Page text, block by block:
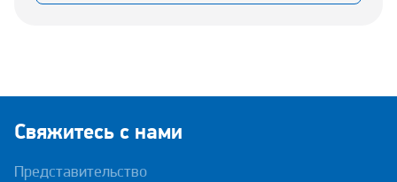
Свяжитесь с нами
Представительство